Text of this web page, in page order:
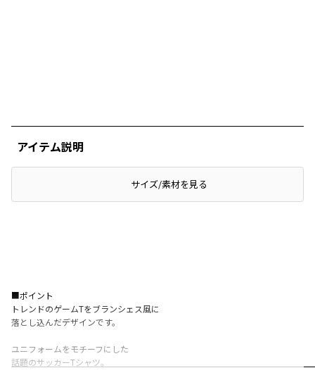
アイテム説明
サイズ/素材を見る
■ポイント
トレンドのゲームTをブランシェス風に
落とし込んだデザインです。
ユニフォームをモチーフにした
話題のサッカーTシャツ。